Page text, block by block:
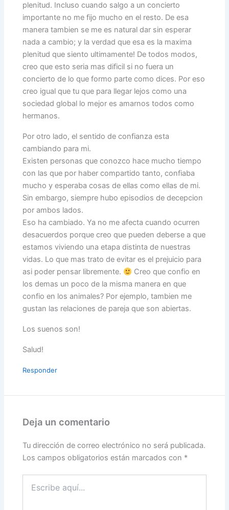
plenitud. Incluso cuando salgo a un concierto
importante no me fijo mucho en el resto. De esa
manera tambien se me es natural dar sin esperar
nada a cambio; y la verdad que esa es la maxima
plenitud que siento ultimamente! De todos modos,
creo que esto seria mas dificil si no fuera un
concierto de lo que formo parte como dices. Por eso
creo igual que tu que para llegar lejos como una
sociedad global lo mejor es amarnos todos como
hermanos.
Por otro lado, el sentido de confianza esta
cambiando para mi.
Existen personas que conozco hace mucho tiempo
con las que por haber compartido tanto, confiaba
mucho y esperaba cosas de ellas como ellas de mi.
Sin embargo, siempre hubo episodios de decepcion
por ambos lados.
Eso ha cambiado. Ya no me afecta cuando ocurren
desacuerdos porque creo que pueden deberse a que
estamos viviendo una etapa distinta de nuestras
vidas. Lo que mas trato de evitar es el prejuicio para
asi poder pensar libremente.
Creo que confio en
los demas un poco de la misma manera en que
confio en los animales? Por ejemplo, tambien me
gustan las relaciones de pareja que son abiertas.
Los suenos son!
Salud!
Responder
Deja un comentario
Tu dirección de correo electrónico no será publicada.
Los campos obligatorios están marcados con *
aquí...